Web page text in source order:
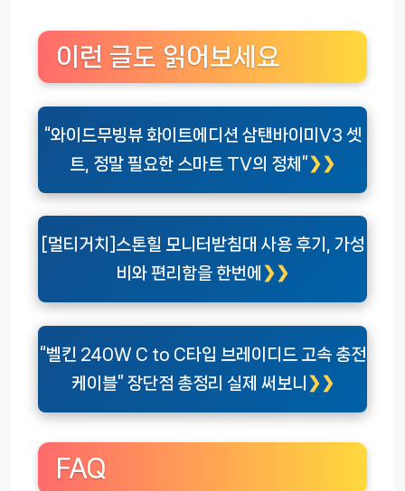
이런 글도 읽어보세요
“와이드무빙뷰 화이트에디션 삼탠바이미V3 셋
트, 정말 필요한 스마트 TV의 정체”
[멀티거치]스톤힐 모니터받침대 사용 후기, 가성
비와 편리함을 한번에
“벨킨 240W C to C타입 브레이디드 고속 충전
케이블” 장단점 총정리 실제 써보니
FAQ